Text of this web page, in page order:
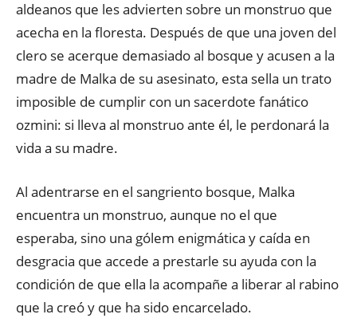
aldeanos que les advierten sobre un monstruo que
acecha en la floresta. Después de que una joven del
clero se acerque demasiado al bosque y acusen a la
madre de Malka de su asesinato, esta sella un trato
imposible de cumplir con un sacerdote fanático
ozmini: si lleva al monstruo ante él, le perdonará la
vida a su madre.
Al adentrarse en el sangriento bosque, Malka
encuentra un monstruo, aunque no el que
esperaba, sino una gólem enigmática y caída en
desgracia que accede a prestarle su ayuda con la
condición de que ella la acompañe a liberar al rabino
que la creó y que ha sido encarcelado.